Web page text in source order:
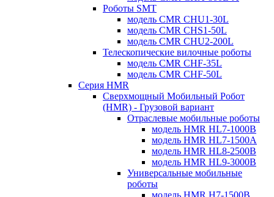
Роботы SMT
модель CMR CHU1-30L
модель CMR CHS1-50L
модель CMR CHU2-200L
Телескопические вилочные роботы
модель CMR CHF-35L
модель CMR CHF-50L
Серия HMR
Сверхмощный Мобильный Робот
(HMR) - Грузовой вариант
Отраслевые мобильные роботы
модель HMR HL7-1000B
модель HMR HL7-1500A
модель HMR HL8-2500B
модель HMR HL9-3000B
Универсальные мобильные
роботы
модель HMR H7-1500B